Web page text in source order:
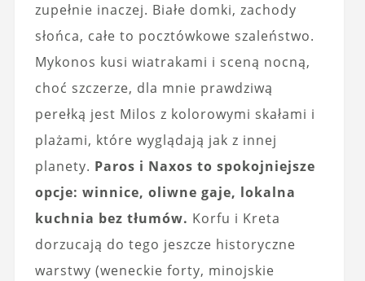
zupełnie inaczej. Białe domki, zachody
słońca, całe to pocztówkowe szaleństwo.
Mykonos kusi wiatrakami i sceną nocną,
choć szczerze, dla mnie prawdziwą
perełką jest Milos z kolorowymi skałami i
plażami, które wyglądają jak z innej
planety. Paros i Naxos to spokojniejsze
opcje: winnice, oliwne gaje, lokalna
kuchnia bez tłumów. Korfu i Kreta
dorzucają do tego jeszcze historyczne
warstwy (weneckie forty, minojskie